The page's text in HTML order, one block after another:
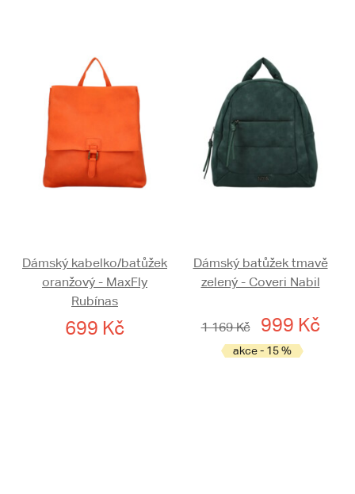
Dámský kabelko/batůžek
oranžový - MaxFly
Rubínas
699 Kč
Dámský batůžek tmavě
zelený - Coveri Nabil
1 169 Kč 999 Kč
akce - 15 %